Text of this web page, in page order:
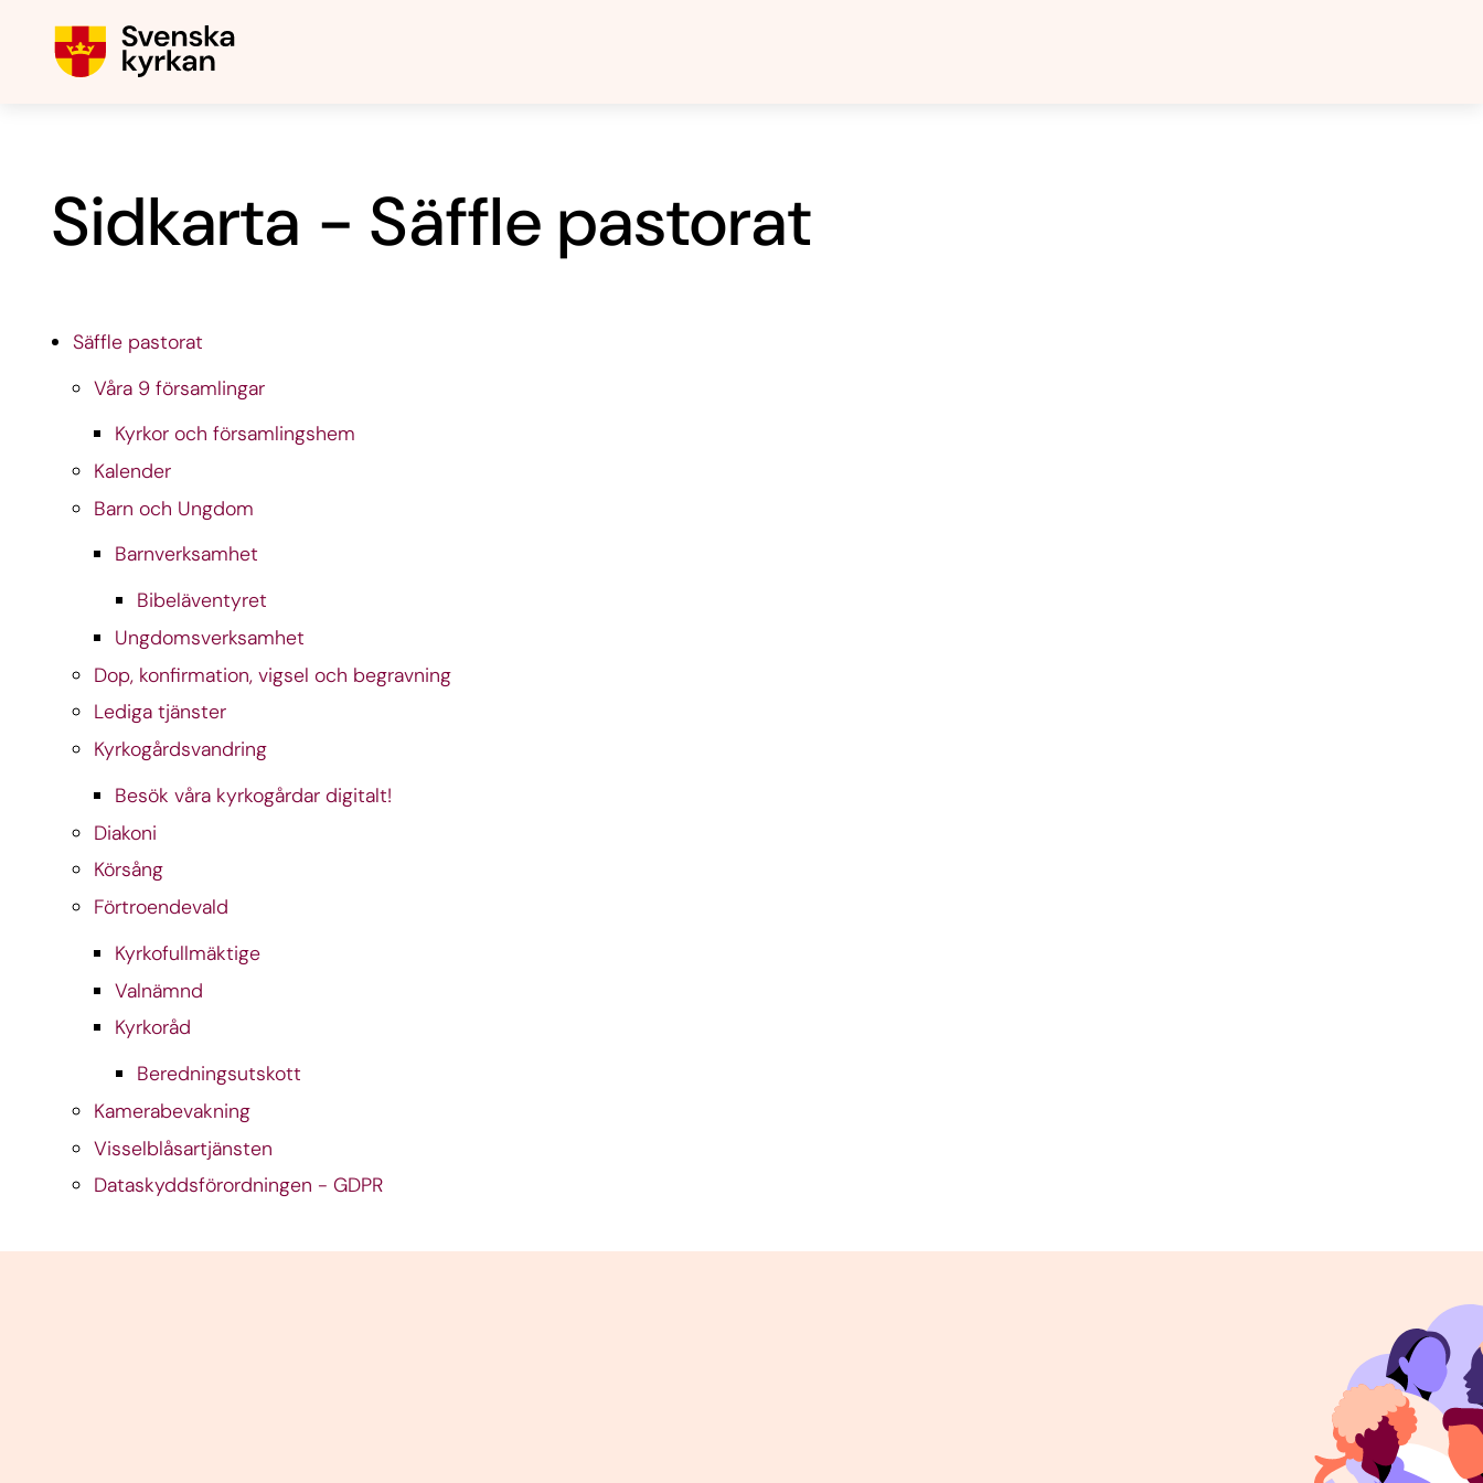
Sidkarta - Säffle pastorat
Säffle pastorat
Våra 9 församlingar
Kyrkor och församlingshem
Kalender
Barn och Ungdom
Barnverksamhet
Bibeläventyret
Ungdomsverksamhet
Dop, konfirmation, vigsel och begravning
Lediga tjänster
Kyrkogårdsvandring
Besök våra kyrkogårdar digitalt!
Diakoni
Körsång
Förtroendevald
Kyrkofullmäktige
Valnämnd
Kyrkoråd
Beredningsutskott
Kamerabevakning
Visselblåsartjänsten
Dataskyddsförordningen - GDPR